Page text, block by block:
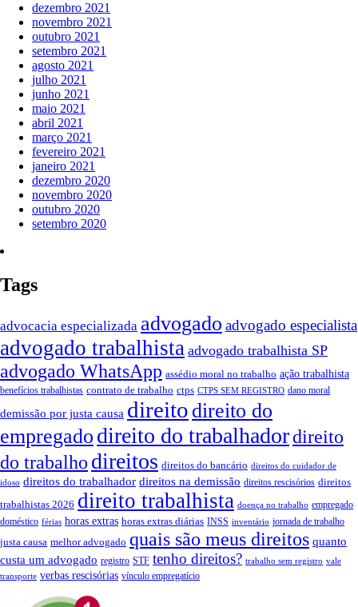
dezembro 2021
novembro 2021
outubro 2021
setembro 2021
agosto 2021
julho 2021
junho 2021
maio 2021
abril 2021
março 2021
fevereiro 2021
janeiro 2021
dezembro 2020
novembro 2020
outubro 2020
setembro 2020
Tags
advocacia especializada advogado advogado especialista
advogado trabalhista advogado trabalhista SP
advogado WhatsApp assédio moral no trabalho ação trabalhista
benefícios trabalhistas contrato de trabalho ctps CTPS SEM REGISTRO dano moral
demissão por justa causa direito direito do
empregado direito do trabalhadordireito
do trabalho direitos direitos do bancário direitos do cuidador de
idoso direitos do trabalhador direitos na demissão direitos rescisórios direitos
trabalhistas 2026 direito trabalhista doença no trabalho empregado
doméstico férias horas extras horas extras diárias INSS inventário jornada de trabalho
justa causa melhor advogado quais são meus direitos quanto
custa um advogado registro STF tenho direitos? trabalho sem registro vale
transporte verbas rescisórias vínculo empregatício